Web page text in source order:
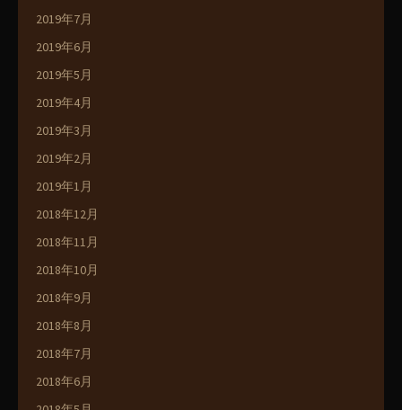
2019年7月
2019年6月
2019年5月
2019年4月
2019年3月
2019年2月
2019年1月
2018年12月
2018年11月
2018年10月
2018年9月
2018年8月
2018年7月
2018年6月